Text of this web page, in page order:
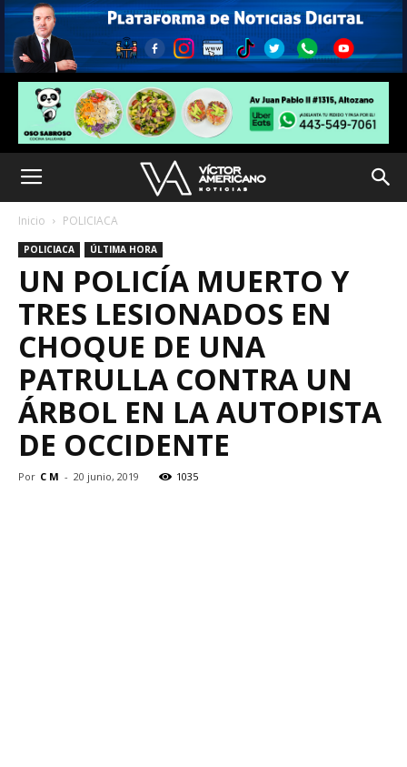
Inicio POLICIACA
POLICIACA ÚLTIMA HORA
UN POLICÍA MUERTO Y
TRES LESIONADOS EN
CHOQUE DE UNA
PATRULLA CONTRA UN
ÁRBOL EN LA AUTOPISTA
DE OCCIDENTE
Por C M - 20 junio, 2019 1035